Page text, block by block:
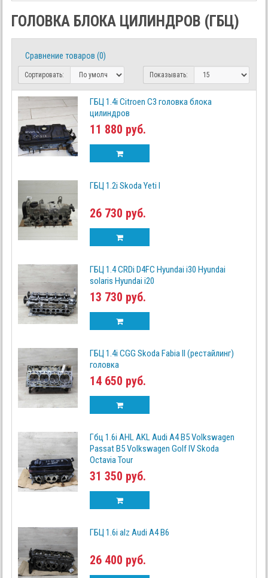
ГОЛОВКА БЛОКА ЦИЛИНДРОВ (ГБЦ)
Сравнение товаров (0)
Сортировать: Показывать:
ГБЦ 1.4i Citroen C3 головка блока
цилиндров
11 880 руб.
ГБЦ 1.2i Skoda Yeti I
26 730 руб.
ГБЦ 1.4 CRDi D4FC Hyundai i30 Hyundai
solaris Hyundai i20
13 730 руб.
ГБЦ 1.4i CGG Skoda Fabia II (рестайлинг)
головка
14 650 руб.
Гбц 1.6i AHL AKL Audi A4 B5 Volkswagen
Passat B5 Volkswagen Golf IV Skoda
Octavia Tour
31 350 руб.
ГБЦ 1.6i alz Audi A4 B6
26 400 руб.